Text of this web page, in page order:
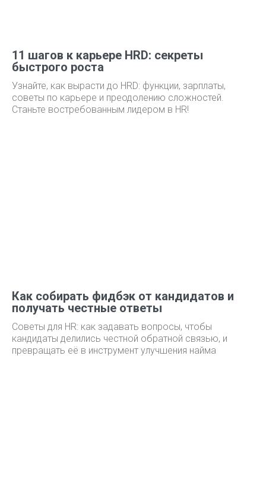
11 шагов к карьере HRD: секреты
быстрого роста
Узнайте, как вырасти до HRD: функции, зарплаты,
советы по карьере и преодолению сложностей.
Станьте востребованным лидером в HR!
Как собирать фидбэк от кандидатов и
получать честные ответы
Советы для HR: как задавать вопросы, чтобы
кандидаты делились честной обратной связью, и
превращать её в инструмент улучшения найма